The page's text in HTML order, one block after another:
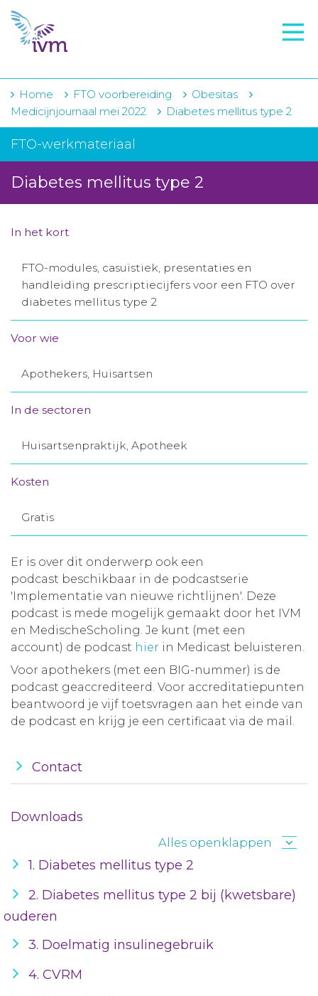
VMI
FTO voorbereiding
IVM-academie
Zorginstellingen
Voorschrijfgedrag
Projecten
Contact
Winkelwagentje
Aanmelden nieuwsbrief
Inloggen
Home FTO voorbereiding
Obesitas
Medicijnjournaal mei 2022
Diabetes mellitus type 2
FTO-werkmateriaal
Diabetes mellitus type 2
In het kort
FTO-modules, casuïstiek, presentaties en
handleiding prescriptiecijfers voor een FTO over
diabetes mellitus type 2
Voor wie
Apothekers, Huisartsen
In de sectoren
Huisartsenpraktijk, Apotheek
Kosten
Gratis
Er is over dit onderwerp ook een
podcast beschikbaar in de podcastserie
'Implementatie van nieuwe richtlijnen'. Deze
podcast is mede mogelijk gemaakt door het IVM
en MedischeScholing. Je kunt (met een
account) de podcast hier in Medicast beluisteren.
Voor apothekers (met een BIG-nummer) is de
podcast geaccrediteerd. Voor accreditatiepunten
beantwoord je vijf toetsvragen aan het einde van
de podcast en krijg je een certificaat via de mail.
Contact
Downloads
Alles openklappen
1. Diabetes mellitus type 2
2. Diabetes mellitus type 2 bij (kwetsbare)
ouderen
3. Doelmatig insulinegebruik
4. CVRM